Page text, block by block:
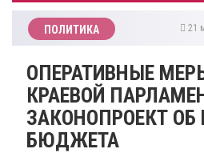
ПОЛИТИКА 21
ОПЕРАТИВНЫЕ
КРАЕВОЙ
ЗАКОНОПРОЕКТ ОБ
БЮДЖЕТА